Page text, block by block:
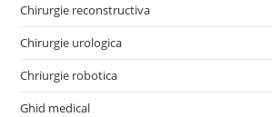
Chirurgie reconstructiva
Chirurgie urologica
Chriurgie robotica
Ghid medical